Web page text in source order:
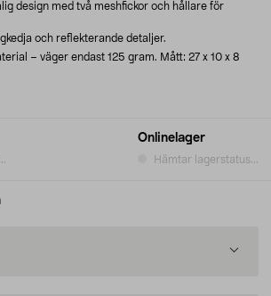
Onlinelager
Hämtar lagerstatus...
design med två meshfickor och hållare för
och reflekterande detaljer.
– väger endast 125 gram. Mått: 27 x 10 x 8